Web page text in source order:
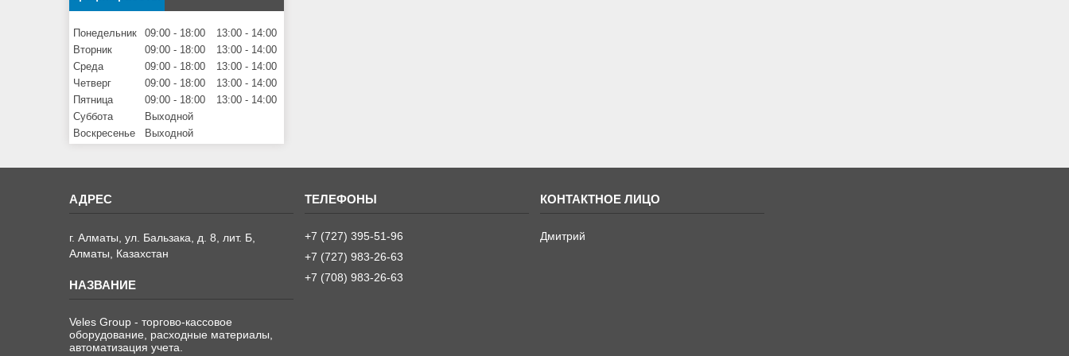
Понедельник 09:00 18:00 13:00
14:00
Вторник
09:00 18:00 13:00
14:00
Среда
09:00 18:00 13:00
14:00
Четверг
09:00 18:00 13:00
14:00
Пятница
09:00 18:00 13:00
14:00
Суббота
Выходной
Воскресенье
Выходной
г. Алматы, ул. Бальзака, д. 8, лит. Б,
Алматы, Казахстан
Veles Group - торгово-кассовое
оборудование, расходные материалы,
автоматизация учета.
+7 (727) 395-51-96
+7 (727) 983-26-63
+7 (708) 983-26-63
Дмитрий